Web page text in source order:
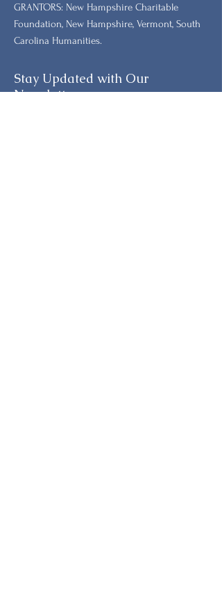
GRANTORS: New Hampshire Charitable
Foundation, New Hampshire, Vermont, South
Carolina Humanities.
Stay Updated with Our
Newsletter